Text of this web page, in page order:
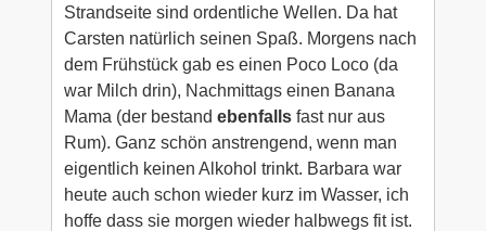
Strandseite sind ordentliche Wellen. Da hat
Carsten natürlich seinen Spaß. Morgens nach
dem Frühstück gab es einen Poco Loco (da
war Milch drin), Nachmittags einen Banana
Mama (der bestand ebenfalls fast nur aus
Rum). Ganz schön anstrengend, wenn man
eigentlich keinen Alkohol trinkt. Barbara war
heute auch schon wieder kurz im Wasser, ich
hoffe dass sie morgen wieder halbwegs fit ist.